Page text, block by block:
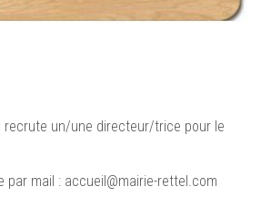
recrute un/une directeur/trice pour le
par mail : accueil@mairie-rettel.com